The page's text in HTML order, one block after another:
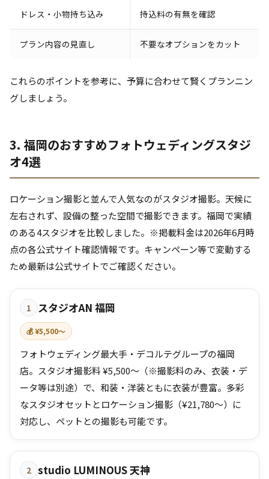
ドレス・小物持ち込み 持込料の有無を確認
プラン内容の見直し 不要なオプションをカット
これらのポイントを参考に、予算に合わせて賢くプランニン
グしましょう。
3. 福岡のおすすめフォトウェディングスタジ
オ4選
ロケーション撮影と並んで人気なのがスタジオ撮影。天候に
左右されず、設備の整った空間で撮影できます。福岡で実績
のある4スタジオを比較しました。※掲載料金は2026年6月時
点の各公式サイト確認情報です。キャンペーン等で変動する
ため最新は公式サイトでご確認ください。
1 スタジオAN 福岡
💰 ¥5,500〜
フォトウェディング最大手・デコルテグループの福岡
店。スタジオ撮影料 ¥5,500〜（※撮影料のみ、衣装・デ
ータ等は別途）で、和装・洋装ともに衣装が豊富。多彩
なスタジオセットとロケーション撮影（¥21,780〜）に
対応し、ペットとの撮影も可能です。
2 studio LUMINOUS 天神